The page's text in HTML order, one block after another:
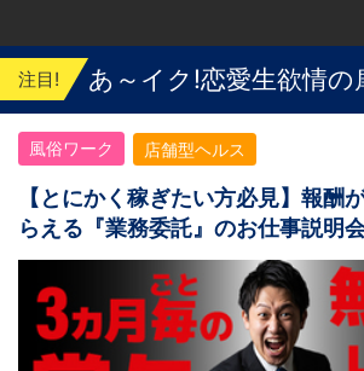
注目! あ～イク!恋愛生欲情の
風俗ワーク 店舗型ヘルス
【とにかく稼ぎたい方必見】報酬
らえる『業務委託』のお仕事説明